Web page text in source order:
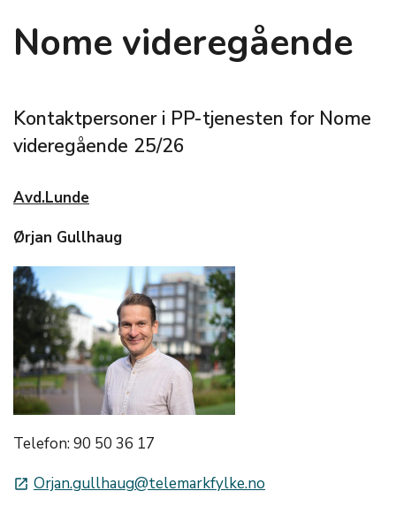
Nome videregående
Kontaktpersoner i PP-tjenesten for Nome
videregående 25/26
Avd.Lunde
Ørjan Gullhaug
Telefon: 90 50 36 17
launch Orjan.gullhaug@telemarkfylke.no